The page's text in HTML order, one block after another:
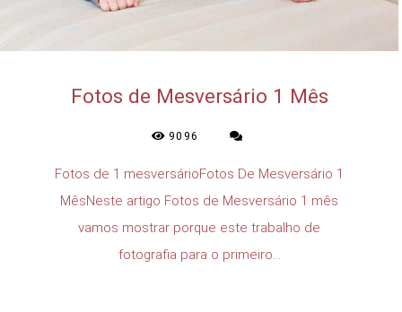
Fotos de Mesversário 1 Mês
9096
Fotos de 1 mesversárioFotos De Mesversário 1
MêsNeste artigo Fotos de Mesversário 1 mês
vamos mostrar porque este trabalho de
fotografia para o primeiro...